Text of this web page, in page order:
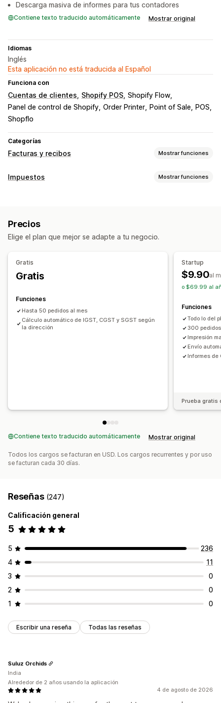
Descarga masiva de informes para tus contadores
Contiene texto traducido automáticamente Mostrar original
Idiomas
Inglés
Esta aplicación no está traducida al Español
Funciona con
Cuentas de clientes Shopify POS Shopify Flow
Panel de control de Shopify Order Printer Point of Sale
POS
Shopflo
Categorías
Facturas y recibos Mostrar funciones
Tipos de documentos
Personalización
Color y fuente
Promoción de marca
Campos
Cálculo de impuestos
Códigos de barras
Logos
Múltiples monedas
Descarga masiva
Automatización de correos electrónicos
Generación de PDF
Impresión y exportación
Informes
Seguridad de los datos
Impuestos Mostrar funciones
Registro
India (GST)
Informes de cumplimiento
Declaración multiestatal
Declaración SST Devolución de impuestos locales
Precios
Elige el plan que mejor se adapte a tu negocio.
Gratis
Gratis
Funciones
Hasta 50 pedidos al mes
Cálculo automático de IGST, CGST y SGST según
la dirección
Startup
$9.90al
o $69.99 al
Funciones
Todo lo del
300
Impresión
Envío
Informes de
Prueba gratis
Contiene texto traducido automáticamente Mostrar original
Todos los cargos se facturan en USD. Los cargos recurrentes y por uso
se facturan cada 30 días.
Reseñas (247)
Calificación general
5
5
236
4
11
3
0
2
0
1
0
Escribir una reseña Todas las reseñas
4 de agosto de 2026
Suluz Orchids
India
Alrededor de 2 años usando la aplicación